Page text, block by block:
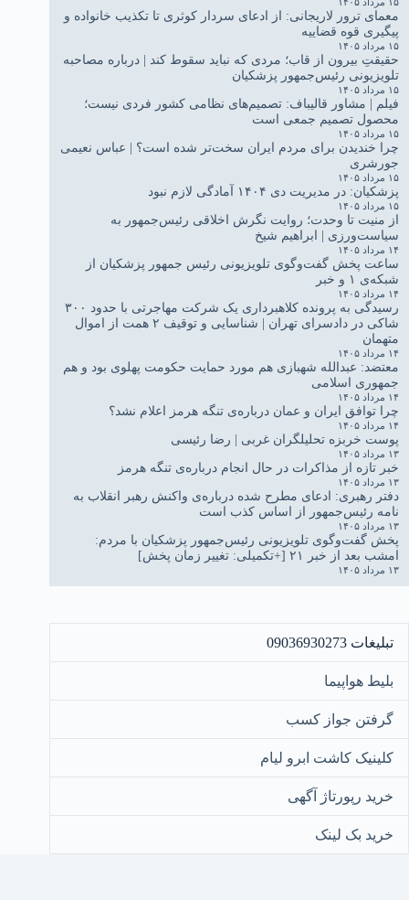
معمای ترور لاریجانی: از ادعای سردار کوثری تا تکذیب خانواده و
پیگیری قوه قضاییه
۱۵ مرداد ۱۴۰۵
حقیقتِ بیرون از قاب؛ مردی که نباید سقوط کند | درباره مصاحبه
تلویزیونی رئیس‌جمهور پزشکیان
۱۵ مرداد ۱۴۰۵
فیلم | مشاور قالیباف: تصمیم‌های نظامی کشور فردی نیست؛
محصول تصمیم جمعی است
۱۵ مرداد ۱۴۰۵
چرا خندیدن برای مردم ایران سخت‌تر شده است؟ | عباس نعیمی
جورشری
۱۵ مرداد ۱۴۰۵
پزشکیان: در مدیریت دی ۱۴۰۴ آمادگی لازم نبود
۱۵ مرداد ۱۴۰۵
از منیت تا وحدت؛ روایت نگرش اخلاقی رئیس‌جمهور به
سیاست‌ورزی | ابراهیم شیخ
۱۴ مرداد ۱۴۰۵
ساعت پخش گفت‌وگوی تلویزیونی رئیس جمهور پزشکیان از
شبکه‌ی ۱ و خبر
۱۴ مرداد ۱۴۰۵
رسیدگی به پرونده کلاهبرداری یک شرکت مهاجرتی با حدود ۳۰۰
شاکی در دادسرای تهران | شناسایی و توقیف ۲ همت از اموال
متهمان
۱۴ مرداد ۱۴۰۵
معتضد: عبدالله شهبازی هم مورد حمایت حکومت پهلوی بود و هم
جمهوری اسلامی
۱۴ مرداد ۱۴۰۵
چرا توافق ایران و عمان درباره‌ی تنگه هرمز اعلام نشد؟
۱۴ مرداد ۱۴۰۵
پوست خربزه تحلیلگران غربی | رضا رئیسی
۱۳ مرداد ۱۴۰۵
خبر تازه از مذاکرات در حال انجام درباره‌ی تنگه هرمز
۱۳ مرداد ۱۴۰۵
دفتر رهبری: ادعای مطرح شده درباره‌ی واکنش رهبر انقلاب به
نامه رئیس‌جمهور از اساس کذب است
۱۳ مرداد ۱۴۰۵
پخش گفت‌وگوی تلویزیونی رئیس‌جمهور پزشکیان با مردم:
امشب بعد از خبر ۲۱ [+تکمیلی: تغییر زمان پخش]
۱۳ مرداد ۱۴۰۵
تبلیغات 09036930273
بلیط هواپیما
گرفتن جواز کسب
کلینیک کاشت ابرو لیام
خرید رپورتاژ آگهی
خرید بک لینک